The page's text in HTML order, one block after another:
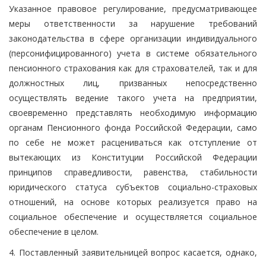
Указанное правовое регулирование, предусматривающее
меры ответственности за нарушение требований
законодательства в сфере организации индивидуального
(персонифицированного) учета в системе обязательного
пенсионного страхования как для страхователей, так и для
должностных лиц, призванных непосредственно
осуществлять ведение такого учета на предприятии,
своевременно представлять необходимую информацию
органам Пенсионного фонда Российской Федерации, само
по себе не может расцениваться как отступление от
вытекающих из Конституции Российской Федерации
принципов справедливости, равенства, стабильности
юридического статуса субъектов социально-страховых
отношений, на основе которых реализуется право на
социальное обеспечение и осуществляется социальное
обеспечение в целом.
4. Поставленный заявительницей вопрос касается, однако,